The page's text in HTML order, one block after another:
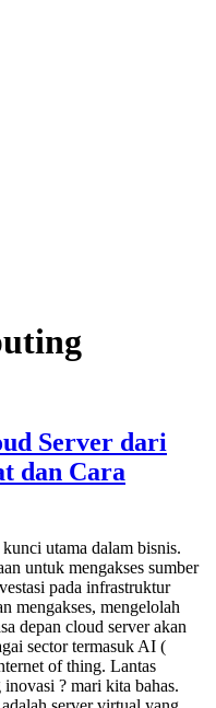
Server dari
dan Cara
utama dalam bisnis.
untuk mengakses sumber
pada infrastruktur
mengakses, mengelolah
depan cloud server akan
sector termasuk AI (
of thing. Lantas
? mari kita bahas.